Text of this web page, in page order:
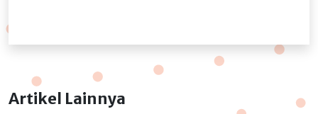
Artikel Lainnya